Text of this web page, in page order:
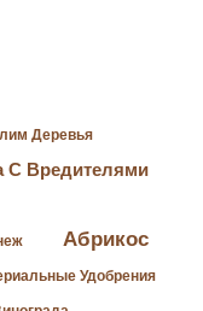
Деревья
С Вредителями
Абрикос
Удобрения